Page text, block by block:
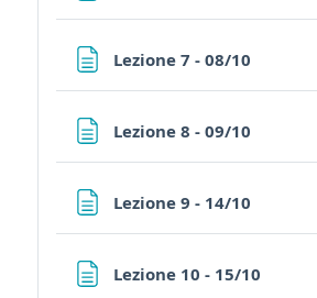
Lezione 7 - 08/10
Lezione 8 - 09/10
Lezione 9 - 14/10
Lezione 10 - 15/10